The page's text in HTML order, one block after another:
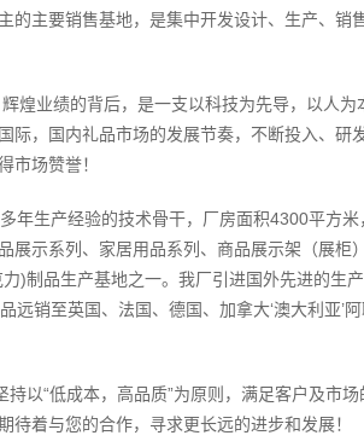
的主要销售基地，是集中开发设计、生产、销
煌业绩的背后，是一支以科技为先导，以人为
际，国内礼品市场的发展节奏，不断投入、研
市场赞誉！
年生产经验的技术骨干，厂房面积4300平方
展示系列、家居用品系列、商品展示架（展柜
)制品生产基地之一。我厂引进国外先进的生
销至英国、法国、德国、加拿大‘澳大利亚’
以“低成本，高品质”为原则，满足客户及市
着与您的合作，寻求更长远的进步和发展！